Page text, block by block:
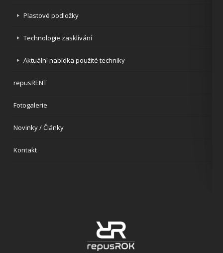
Plastové podložky
Technologie zasklívání
Aktuální nabídka použité techniky
repusRENT
Fotogalerie
Novinky / Články
Kontakt